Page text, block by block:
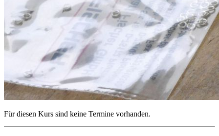
Für diesen Kurs sind keine Termine vorhanden.